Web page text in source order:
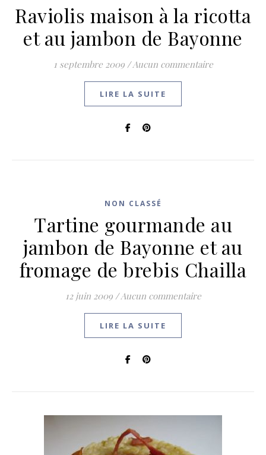
Raviolis maison à la ricotta
et au jambon de Bayonne
1 septembre 2009 /Aucun commentaire
LIRE LA SUITE
NON CLASSÉ
Tartine gourmande au
jambon de Bayonne et au
fromage de brebis Chailla
12 juin 2009 /Aucun commentaire
LIRE LA SUITE